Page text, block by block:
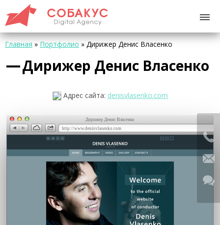
Главная » Портфолио » Дирижер Денис Власенко
Дирижер Денис Власенко
Адрес сайта: denisvlasenko.com
Дирижер Денис Власенко
http://www.denisvlasenko.com